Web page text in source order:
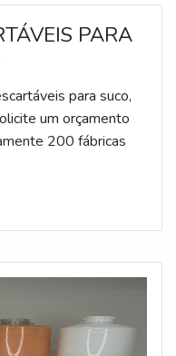
PARA
para suco,
orçamento
200 fábricas